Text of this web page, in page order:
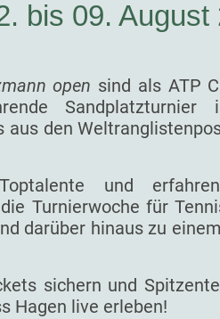
bis 09. August
open sind als ATP
aus den
und
Turnierwoche für
darüber hinaus zu
sichern und
Hagen live erleben!